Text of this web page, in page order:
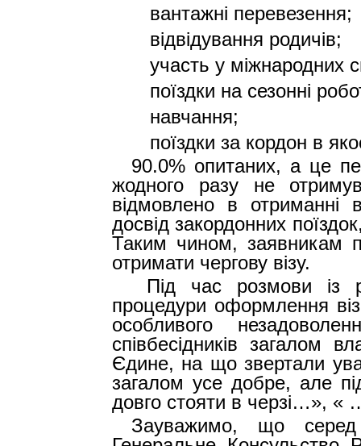
вантажні перевезення;
відвідування родичів;
участь у міжнародних
поїздки на сезонні
навчання;
поїздки за кордон в
90.0% опитаних, а це
жодного разу не
відмовлено в отриманні
досвід закордонних
Таким чином, заявникам
отримати чергову візу.
Під час розмови із
процедури оформлення
особливого
співбесідників загалом
Єдине, на що звертали
загалом усе добре, але
довго стояти в черзі…», «
Зауважимо, що